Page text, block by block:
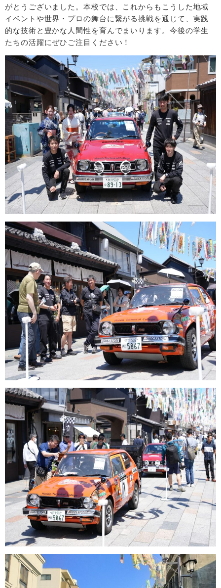
がとうございました。本校では、これからもこうした地域
イベントや世界・プロの舞台に繋がる挑戦を通じて、実践
的な技術と豊かな人間性を育んでまいります。今後の学生
たちの活躍にぜひご注目ください！